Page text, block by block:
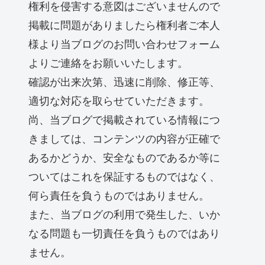
権利を侵害する意図はございませんので
掲載に問題がありましたら権利者ご本人
様より当ブログのお問い合わせフォーム
よりご連絡をお願いいたします。
確認が出来次第、迅速に削除、修正等、
適切な対応を取らせていただきます。
尚、当ブログで掲載されている情報につ
きましては、コンテンツの内容が正確で
あるかどうか、安全なものであるか等に
ついてはこれを保証するものではなく、
何ら責任を負うものではありません。
また、当ブログの利用で発生した、いか
なる問題も一切責任を負うものではあり
ません。